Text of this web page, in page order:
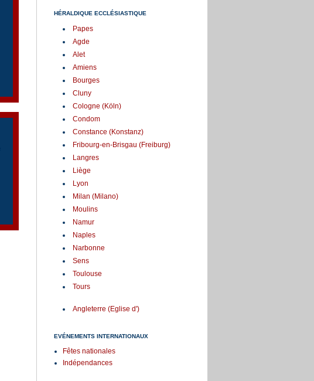
HÉRALDIQUE ECCLÉSIASTIQUE
Papes
Agde
Alet
Amiens
Bourges
Cluny
Cologne (Köln)
Condom
Constance (Konstanz)
Fribourg-en-Brisgau (Freiburg)
Langres
Liège
Lyon
Milan (Milano)
Moulins
Namur
Naples
Narbonne
Sens
Toulouse
Tours
Angleterre (Eglise d')
EVÉNEMENTS INTERNATIONAUX
Fêtes nationales
Indépendances